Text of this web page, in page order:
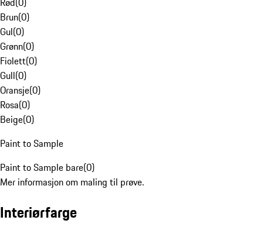
Brun(0)
Gul(0)
Grønn(0)
Fiolett(0)
Gull(0)
Oransje(0)
Rosa(0)
Beige(0)
Paint to Sample
Paint to Sample bare(0)
Mer informasjon om maling til prøve.
Interiørfarge